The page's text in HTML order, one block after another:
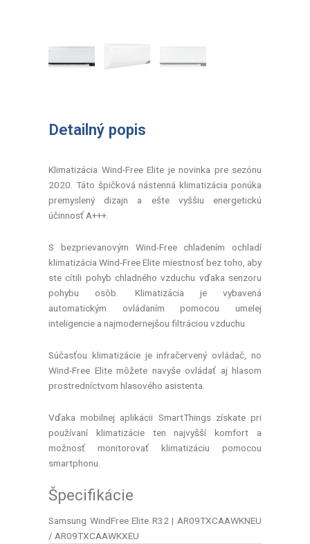
Detailný popis
Klimatizácia Wind-Free Elite je novinka pre sezónu
2020. Táto špičková nástenná klimatizácia ponúka
premyslený dizajn a ešte vyššiu energetickú
účinnosť A+++.
S bezprievanovým Wind-Free chladením ochladí
klimatizácia Wind-Free Elite miestnosť bez toho, aby
ste cítili pohyb chladného vzduchu vďaka senzoru
pohybu osôb. Klimatizácia je vybavená
automatickým ovládaním pomocou umelej
inteligencie a najmodernejšou filtráciou vzduchu.
Súčasťou klimatizácie je infračervený ovládač, no
Wind-Free Elite môžete navyše ovládať aj hlasom
prostredníctvom hlasového asistenta.
Vďaka mobilnej aplikácii SmartThings získate pri
používaní klimatizácie ten najvyšší komfort a
možnosť monitorovať klimatizáciu pomocou
smartphonu.
Špecifikácie
Samsung WindFree Elite R32 | AR09TXCAAWKNEU
/ AR09TXCAAWKXEU